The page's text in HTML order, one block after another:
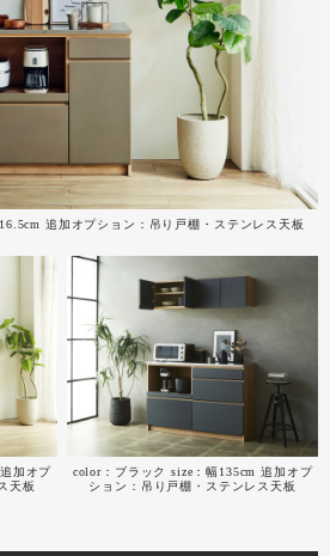
追加オプション：吊り戸棚・ステンレス天板
加オプ
天板
color：ブラック size：幅135cm 追加オプ
ション：吊り戸棚・ステンレス天板